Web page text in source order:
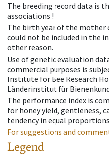
The breeding record data is
associations !
The birth year of the mother
could not be included in the
other reason.
Use of genetic evaluation
commercial purposes is
Institute for Bee Research
Länderinstitut für
The performance index is
for honey yield, gentleness,
tendency in equal
For suggestions and
Legend